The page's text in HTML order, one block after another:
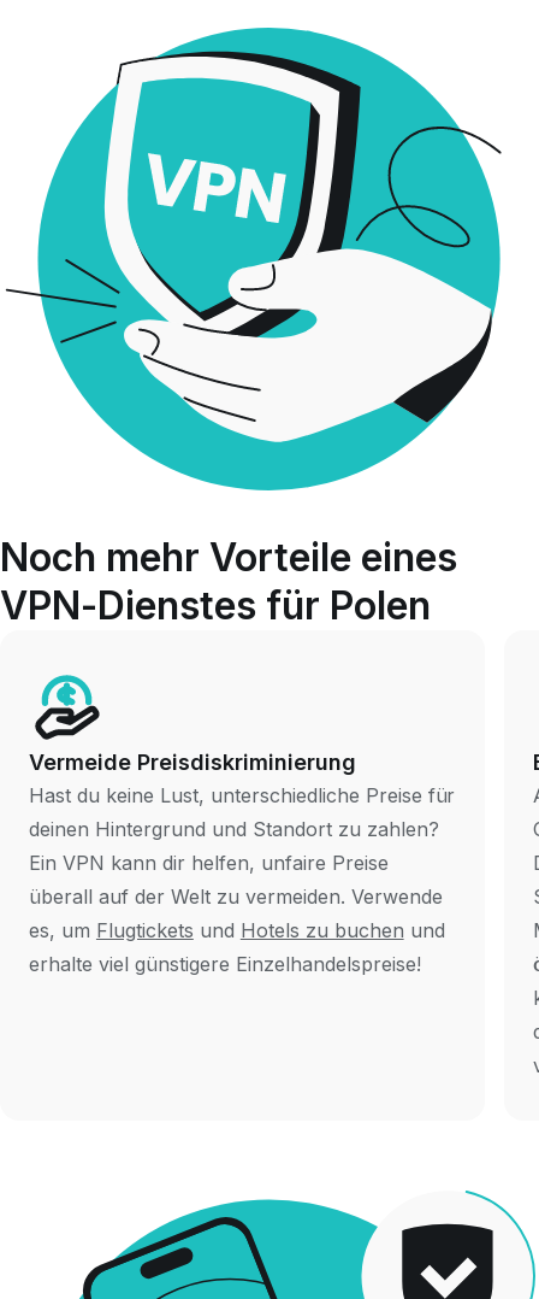
Noch mehr Vorteile eines
VPN-Dienstes für Polen
Vermeide Preisdiskriminierung
Hast du keine Lust, unterschiedliche Preise für
deinen Hintergrund und Standort zu zahlen?
Ein VPN kann dir helfen, unfaire Preise
überall auf der Welt zu vermeiden. Verwende
es, um Flugtickets und Hotels zu buchen und
erhalte viel günstigere Einzelhandelspreise!